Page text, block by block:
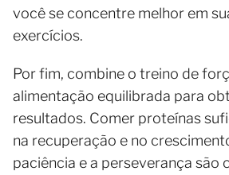
você se concentre melhor em
exercícios.
Por fim, combine o treino de
alimentação equilibrada para
resultados. Comer proteínas
na recuperação e no
paciência e a perseverança são